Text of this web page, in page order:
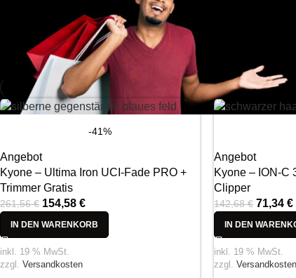
-41%
Angebot
Kyone – Ultima Iron UCI-Fade PRO +
Trimmer Gratis
261,56€ 154,58 €
IN DEN WARENKORB
inkl. 19 % MwSt.
zzgl. Versandkosten
Angebot
Kyone – ION-C
Clipper
142,68€ 71,34€
IN DEN
inkl. 19 % MwSt.
zzgl.Versandkosten